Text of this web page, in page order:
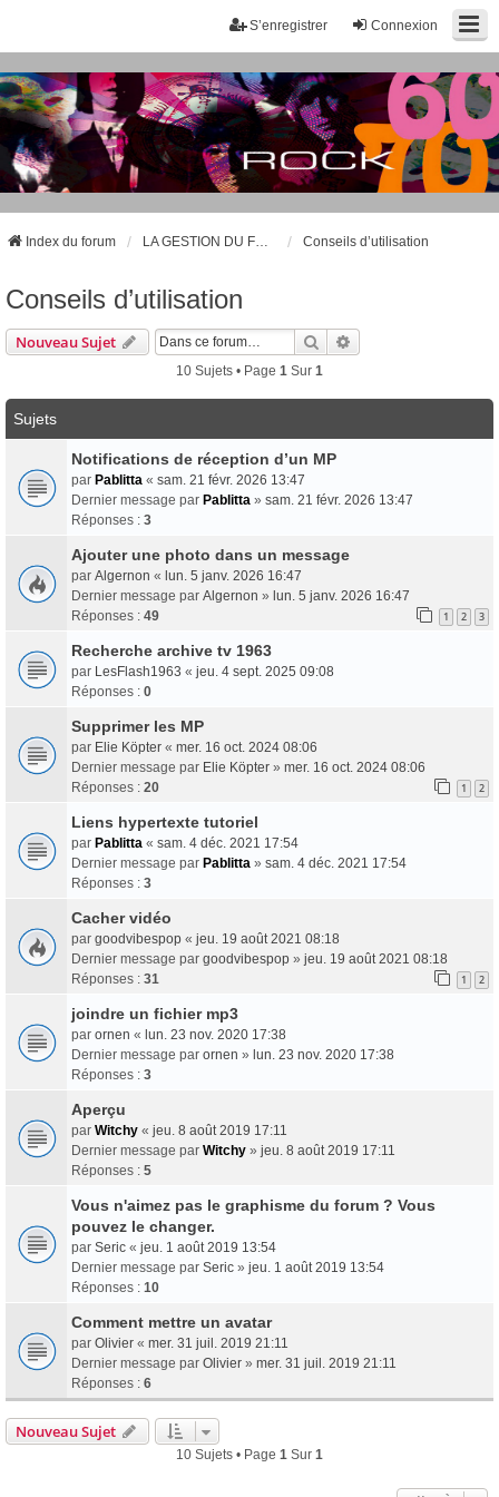
Connexion
S’enregistrer
Index du forum Conseils d’utilisation
Conseils d’utilisation
Nouveau Sujet Rechercher
10 Sujets • Page 1 Sur 1
Sujets
Notifications de réception d’un MP
par Pablitta « sam. 21 févr. 2026 13:47
Dernier message par Pablitta » sam. 21 févr. 2026 13:47
Réponses : 3
Ajouter une photo dans un message
par Algernon « lun. 5 janv. 2026 16:47
Dernier message par Algernon » lun. 5 janv. 2026 16:47
Réponses : 49 1 2 3
Recherche archive tv 1963
par LesFlash1963 « jeu. 4 sept. 2025 09:08
Réponses : 0
Supprimer les MP
par Elie Köpter « mer. 16 oct. 2024 08:06
Dernier message par Elie Köpter » mer. 16 oct. 2024 08:06
Réponses : 20 1 2
Liens hypertexte tutoriel
par Pablitta « sam. 4 déc. 2021 17:54
Dernier message par Pablitta » sam. 4 déc. 2021 17:54
Réponses : 3
Cacher vidéo
par goodvibespop « jeu. 19 août 2021 08:18
Dernier message par goodvibespop » jeu. 19 août 2021 08:18
Réponses : 31 1 2
joindre un fichier mp3
par ornen « lun. 23 nov. 2020 17:38
Dernier message par ornen » lun. 23 nov. 2020 17:38
Réponses : 3
Aperçu
par Witchy « jeu. 8 août 2019 17:11
Dernier message par Witchy » jeu. 8 août 2019 17:11
Réponses : 5
Vous n'aimez pas le graphisme du forum ? Vous
pouvez le changer.
par Seric « jeu. 1 août 2019 13:54
Dernier message par Seric » jeu. 1 août 2019 13:54
Réponses : 10
Comment mettre un avatar
par Olivier « mer. 31 juil. 2019 21:11
Dernier message par Olivier » mer. 31 juil. 2019 21:11
Réponses : 6
Nouveau Sujet
10 Sujets • Page 1 Sur 1